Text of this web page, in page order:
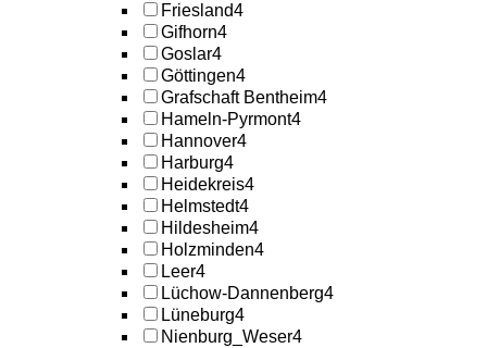
Friesland4
Gifhorn4
Goslar4
Göttingen4
Grafschaft Bentheim4
Hameln-Pyrmont4
Hannover4
Harburg4
Heidekreis4
Helmstedt4
Hildesheim4
Holzminden4
Leer4
Lüchow-Dannenberg4
Lüneburg4
Nienburg_Weser4